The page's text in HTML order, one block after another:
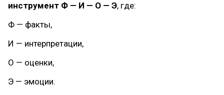
инструмент Ф — И — О — Э, где:
Ф — факты,
И — интерпретации,
О — оценки,
Э — эмоции.